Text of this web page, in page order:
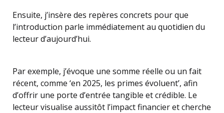
Ensuite, j’insère des repères concrets pour que
l’introduction parle immédiatement au quotidien du
lecteur d’aujourd’hui.
Par exemple, j’évoque une somme réelle ou un fait
récent, comme ‘en 2025, les primes évoluent’, afin
d’offrir une porte d’entrée tangible et crédible. Le
lecteur visualise aussitôt l’impact financier et cherche